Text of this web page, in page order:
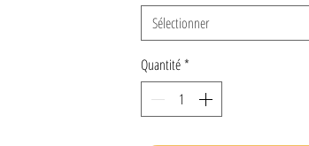
Sélectionner
Quantité*